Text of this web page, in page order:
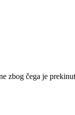
zbog čega je